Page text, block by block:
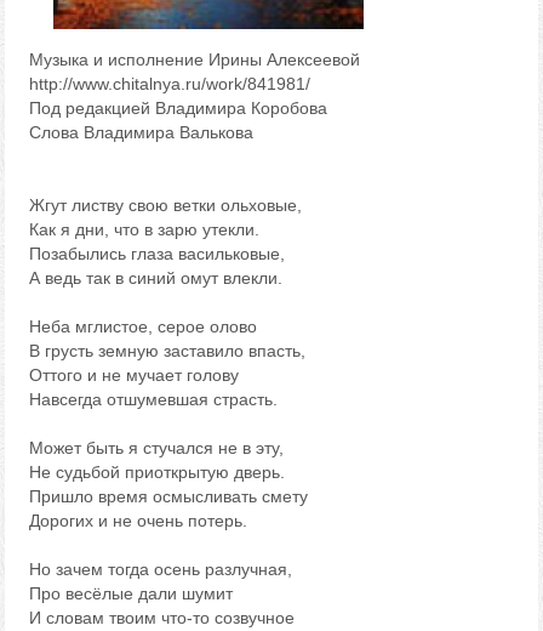
Музыка и исполнение Ирины Алексеевой
http://www.chitalnya.ru/work/841981/
Под редакцией Владимира Коробова
Слова Владимира Валькова
Жгут листву свою ветки ольховые,
Как я дни, что в зарю утекли.
Позабылись глаза васильковые,
А ведь так в синий омут влекли.
Неба мглистое, серое олово
В грусть земную заставило впасть,
Оттого и не мучает голову
Навсегда отшумевшая страсть.
Может быть я стучался не в эту,
Не судьбой приоткрытую дверь.
Пришло время осмысливать смету
Дорогих и не очень потерь.
Но зачем тогда осень разлучная,
Про весёлые дали шумит
И словам твоим что-то созвучное